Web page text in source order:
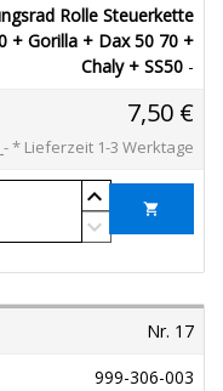
Rolle Steuerkette
+ Gorilla + Dax 50 70 +
Chaly + SS50 -
7,50 €
* Lieferzeit 1-3 Werktage
shopping_cart
Nr. 17
999-306-003